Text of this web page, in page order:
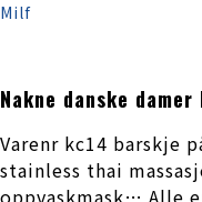
Milf
Nakne danske
Varenr kc14 barskje
stainless thai
oppvaskmask… Alle